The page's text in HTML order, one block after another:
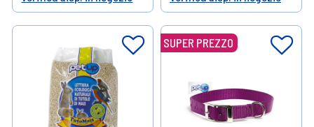
Help Help
SUPER PREZZO